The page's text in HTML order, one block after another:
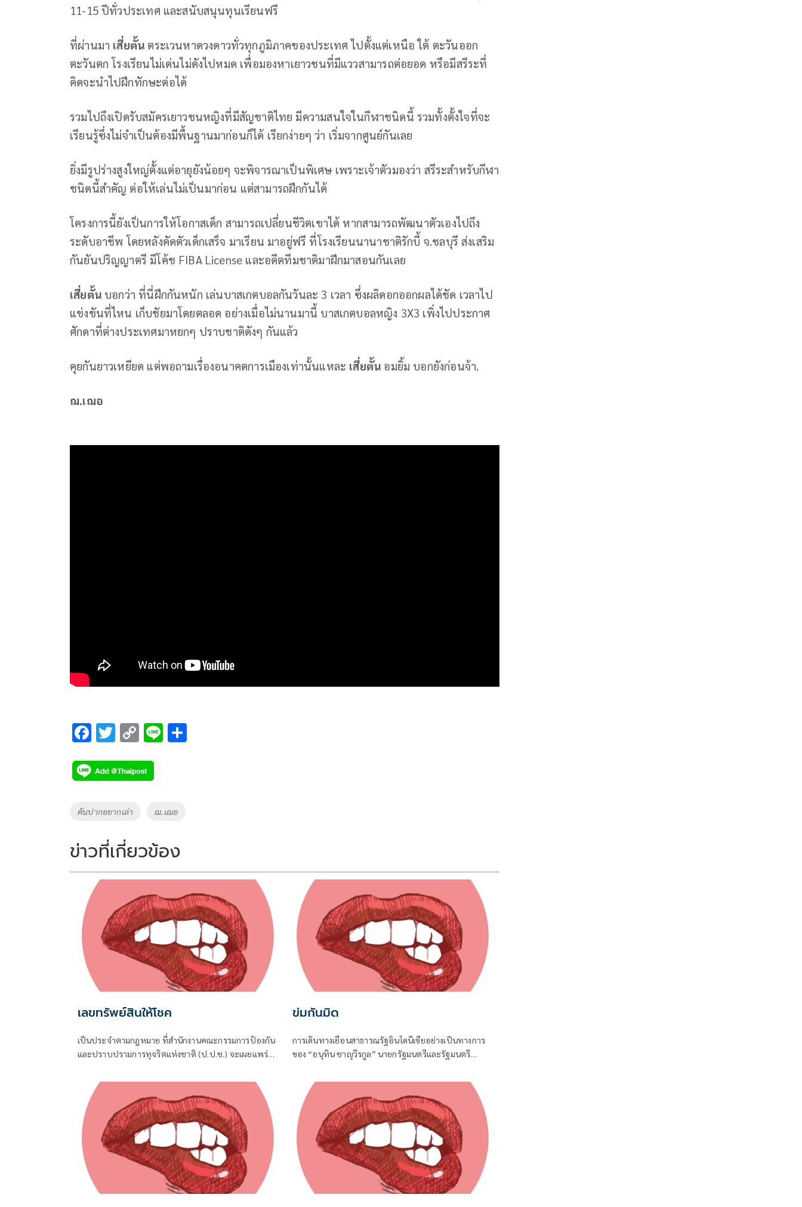
11-15 ปีทั่วประเทศ และสนับสนุนทุนเรียนฟรี
ที่ผ่านมา เสี่ยตั้น ตระเวนหาดวงดาวทั่วทุกภูมิภาคของประเทศ ไปตั้งแต่เหนือ ใต้ ตะวันออก
ตะวันตก โรงเรียนไม่เด่นไม่ดังไปหมด เพื่อมองหาเยาวชนที่มีแววสามารถต่อยอด หรือมีสรีระที่
คิดจะนำไปฝึกทักษะต่อได้
รวมไปถึงเปิดรับสมัครเยาวชนหญิงที่มีสัญชาติไทย มีความสนใจในกีฬาชนิดนี้ รวมทั้งตั้งใจที่จะ
เรียนรู้ซึ่งไม่จำเป็นต้องมีพื้นฐานมาก่อนก็ได้ เรียกง่ายๆ ว่า เริ่มจากศูนย์กันเลย
ยิ่งมีรูปร่างสูงใหญ่ตั้งแต่อายุยังน้อยๆ จะพิจารณาเป็นพิเศษ เพราะเจ้าตัวมองว่า สรีระสำหรับกีฬา
ชนิดนี้สำคัญ ต่อให้เล่นไม่เป็นมาก่อน แต่สามารถฝึกกันได้
โครงการนี้ยังเป็นการให้โอกาสเด็ก สามารถเปลี่ยนชีวิตเขาได้ หากสามารถพัฒนาตัวเองไปถึง
ระดับอาชีพ โดยหลังคัดตัวเด็กเสร็จ มาเรียน มาอยู่ฟรี ที่โรงเรียนนานาชาติรักบี้ จ.ชลบุรี ส่งเสริม
กันยันปริญญาตรี มีโค้ช FIBA License และอดีตทีมชาติมาฝึกมาสอนกันเลย
เสี่ยตั้น บอกว่า ที่นี่ฝึกกันหนัก เล่นบาสเกตบอลกันวันละ 3 เวลา ซึ่งผลิดอกออกผลได้ชัด เวลาไป
แข่งขันที่ไหน เก็บชัยมาโดยตลอด อย่างเมื่อไม่นานมานี้ บาสเกตบอลหญิง 3X3 เพิ่งไปประกาศ
ศักดาที่ต่างประเทศมาหยกๆ ปราบชาติดังๆ กันแล้ว
คุยกันยาวเหยียด แต่พอถามเรื่องอนาคตการเมืองเท่านั้นแหละ เสี่ยตั้น อมยิ้ม บอกยังก่อนจ้า.
ฌ.เฌอ
F
e
b
o
k
T
tt
er
C
p
y
Li
k
Li
Tags
คันปากอยากเล่า ฌ.เฌอ
ข่าวที่เกี่ยวข้อง
เลขทรัพย์สินให้โชค
เป็นประจำตามกฎหมาย ที่สำนักงานคณะกรรมการป้องกัน
และปราบปรามการทุจริตแห่งชาติ (ป.ป.ช.) จะเผยแพร่
ทางการเมือง ไม่ว่าจะเป็นกรณีเข้ารับตำแหน่ง หรือพ้นจาก
ตำแหน่ง
ข่มกันมิด
การเดินทางเยือนสาธารณรัฐอินโดนีเซียอย่างเป็นทางการ
ของ “อนุทิน ชาญวีรกูล” นายกรัฐมนตรีและรัฐมนตรี
ครั้งประวัติศาสตร์ ที่สะท้อนถึงเกียรติภูมิอันโดดเด่นของ
ประเทศไทยบนเวทีโลกได้อย่างชัดเจน